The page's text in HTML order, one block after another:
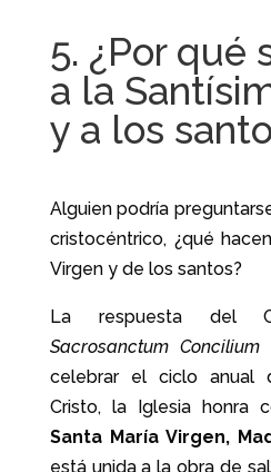
5. ¿Por qué
a la
y a los
Alguien podría
cristocéntrico, ¿qué
Virgen y de los santos?
La respuesta del
Sacrosanctum Concilium
celebrar el ciclo anual
Cristo, la Iglesia honra
Santa María Virgen,
está unida a la obra de